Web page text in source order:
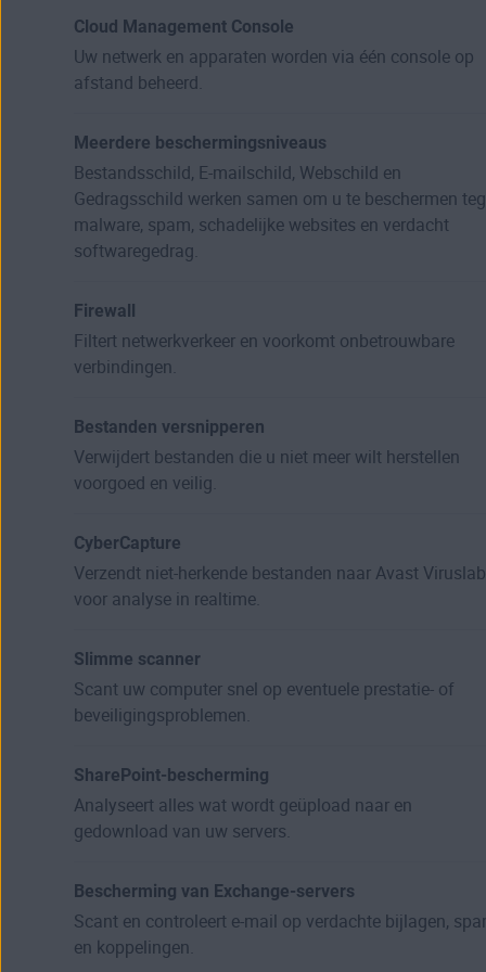
Cloud Management Console
Uw netwerk en apparaten worden via één console op
afstand beheerd.
Meerdere beschermingsniveaus
Bestandsschild, E-mailschild, Webschild en
Gedragsschild werken samen om u te beschermen
malware, spam, schadelijke websites en verdacht
softwaregedrag.
Firewall
Filtert netwerkverkeer en voorkomt onbetrouwbare
verbindingen.
Bestanden versnipperen
Verwijdert bestanden die u niet meer wilt herstellen
voorgoed en veilig.
CyberCapture
Verzendt niet-herkende bestanden naar Avast Viruslab
voor analyse in realtime.
Slimme scanner
Scant uw computer snel op eventuele prestatie- of
beveiligingsproblemen.
SharePoint-bescherming
Analyseert alles wat wordt geüpload naar en
gedownload van uw servers.
Bescherming van Exchange-servers
Scant en controleert e-mail op verdachte bijlagen,
en koppelingen.